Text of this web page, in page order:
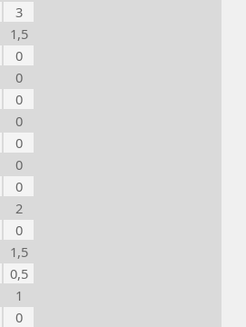
3
1,5
0
0
0
0
0
0
0
2
0
1,5
0,5
1
0